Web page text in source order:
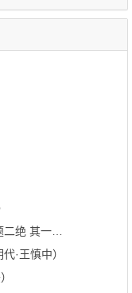
代·刘克庄）
·王慎中）